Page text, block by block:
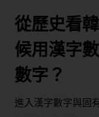
從歷史看
候用漢字
數字？
進入漢字數字與固